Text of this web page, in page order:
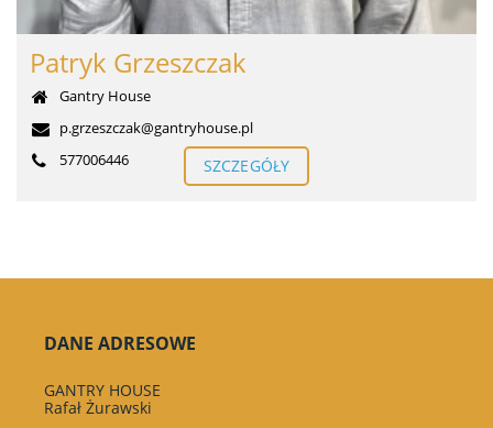
Patryk Grzeszczak
Gantry House
p.grzeszczak@gantryhouse.pl
577006446
SZCZEGÓŁY
DANE ADRESOWE
GANTRY HOUSE
Rafał Żurawski